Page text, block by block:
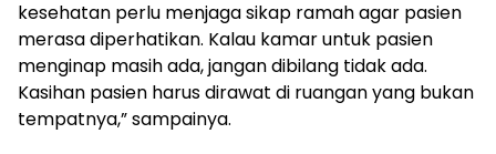
kesehatan perlu menjaga sikap ramah agar pasien
merasa diperhatikan. Kalau kamar untuk pasien
menginap masih ada, jangan dibilang tidak ada.
Kasihan pasien harus dirawat di ruangan yang bukan
tempatnya,” sampainya.